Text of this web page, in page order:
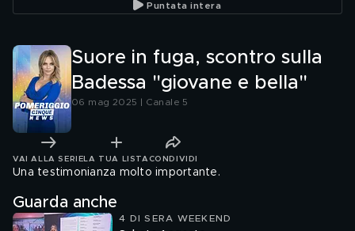
Puntata intera
Suore in fuga, scontro sulla
Badessa "giovane e bella"
06 mag 2025 | Canale 5
VAI ALLA SERIE LA TUA LISTA CONDIVIDI
Una testimonianza molto importante.
Guarda anche
4 DI SERA WEEKEND